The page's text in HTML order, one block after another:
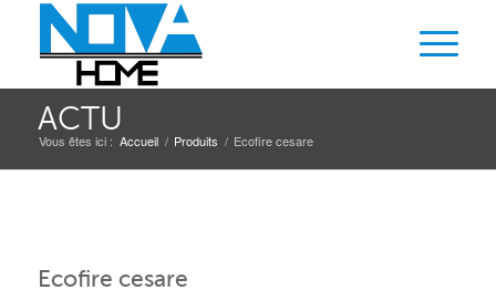
ACTU
Vous êtes ici : Accueil / Produits / Ecofire cesare
Ecofire cesare